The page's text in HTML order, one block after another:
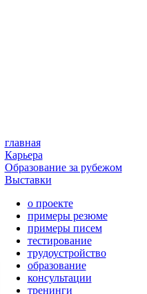
главная
Карьера
Образование за рубежом
Выставки
о проекте
примеры резюме
примеры писем
тестирование
трудоустройство
образование
консультации
тренинги